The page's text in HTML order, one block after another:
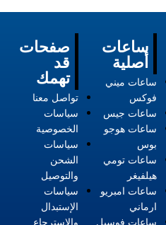
صفحات
قد
تهمك
تواصل معنا
سياسات
الخصوصية
سياسات
الشحن
والتوصيل
سياسات
الإستبدال
والإسترجاع
ساعات
أصلية
ساعات ميني
فوكس
ساعات جيس
ساعات هوجو
بوس
ساعات تومي
هيلفيغر
ساعات امبريو
ارماني
ساعات فوسيل